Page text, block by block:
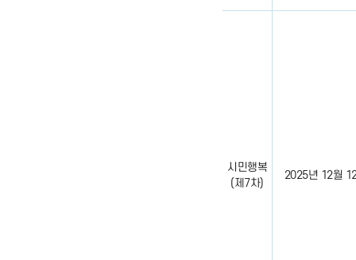
시민행복
(제7차)
2025년 12월